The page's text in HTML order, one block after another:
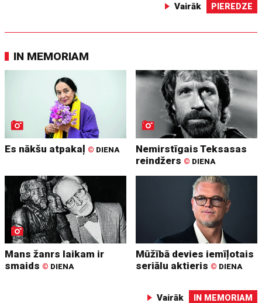
Vairāk PIEREDZE
IN MEMORIAM
Es nākšu atpakaļ © DIENA
Nemirstīgais Teksasas
reindžers © DIENA
Mans žanrs laikam ir
smaids © DIENA
Mūžībā devies iemīļotais
seriālu aktieris © DIENA
Vairāk IN MEMORIAM